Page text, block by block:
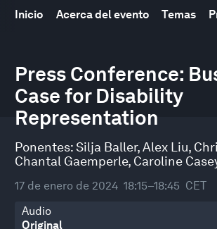
Inicio Acerca del evento Temas
Press Conference:
Case for Disability
Representation
Ponentes:Silja Baller,Alex Liu,
Chantal Gaemperle, Caroline
17 de enero de 2024 18:15–18:45 CET
Audio
seconds
of
31
minutes,
41
seconds